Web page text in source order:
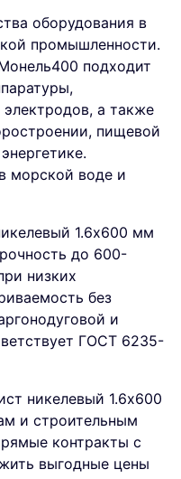
оборудования в
промышленности.
подходит
электродов, а также
пищевой
морской воде и
1.6x600 мм
до 600-
низких
без
и
ГОСТ 6235-
никелевый 1.6x600
и строительным
контракты с
выгодные цены